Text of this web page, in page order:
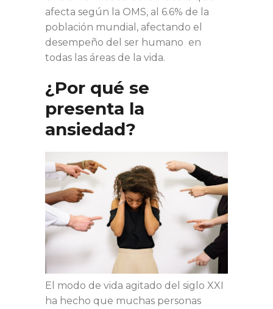
afecta según la OMS, al 6.6% de la
población mundial, afectando el
desempeño del ser humano en
todas las áreas de la vida.
¿Por qué se
presenta la
ansiedad?
El modo de vida agitado del siglo XXI
ha hecho que muchas personas